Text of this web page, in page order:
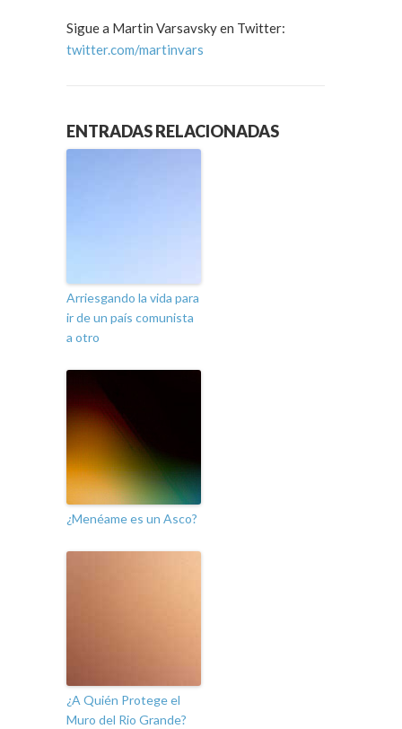
Sigue a Martin Varsavsky en Twitter:
twitter.com/martinvars
ENTRADAS RELACIONADAS
Arriesgando la vida para
ir de un país comunista
a otro
¿Menéame es un Asco?
¿A Quién Protege el
Muro del Rio Grande?